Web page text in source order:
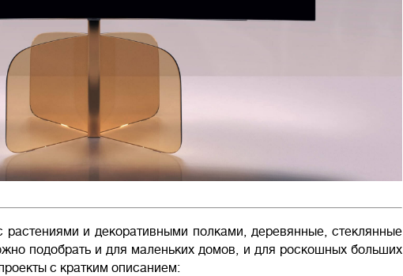
растениями и декоративными полками, деревянные, стеклянные
подобрать и для маленьких домов, и для роскошных больших
с кратким описанием: